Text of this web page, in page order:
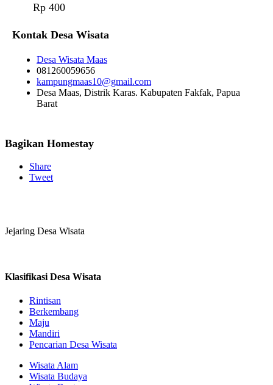
Rp 400
Kontak Desa Wisata
Desa Wisata Maas
081260059656
kampungmaas10@gmail.com
Desa Maas, Distrik Karas. Kabupaten Fakfak, Papua
Barat
Bagikan Homestay
Share
Tweet
Jejaring Desa Wisata
Klasifikasi Desa Wisata
Rintisan
Berkembang
Maju
Mandiri
Pencarian Desa Wisata
Wisata Alam
Wisata Budaya